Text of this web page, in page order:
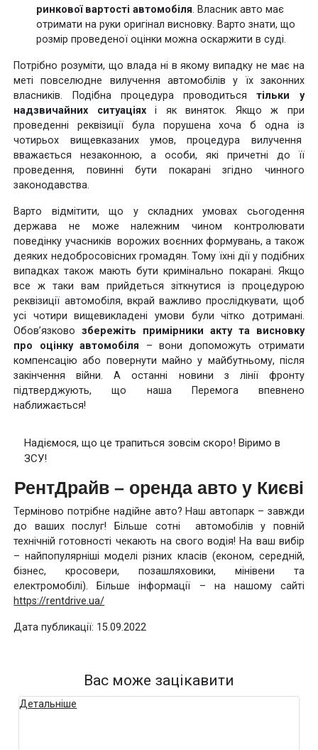
ринкової вартості автомобіля. Власник авто має
отримати на руки оригінал висновку. Варто знати, що
розмір проведеної оцінки можна оскаржити в суді.
Потрібно розуміти, що влада ні в якому випадку не має на
меті повселюдне вилучення автомобілів у їх законних
власників. Подібна процедура проводитьсятільки у
надзвичайних ситуаціяхі як виняток. Якщо ж при
проведенні реквізиції була порушена хоча б одна із
чотирьох вищевказаних умов, процедура вилучення
вважається незаконною, а особи, які причетні до її
проведення, повинні бути покарані згідно чинного
законодавства.
Варто відмітити, що у складних умовах сьогодення
держава не може належним чином контролювати
поведінку учасників ворожих воєнних формувань, а також
деяких недобросовісних громадян. Тому їхні дії у подібних
випадках також мають бути кримінально покарані. Якщо
все ж таки вам прийдеться зіткнутися із процедурою
реквізиції автомобіля, вкрай важливо прослідкувати, щоб
усі чотири вищевикладені умови були чітко дотримані.
Обов’язковозбережіть примірники акту та висновку
про оцінку автомобіля – вони допоможуть отримати
компенсацію або повернути майно у майбутньому, після
закінчення війни. А останні новини з лінії фронту
підтверджують, що наша Перемога впевнено
наближається!
Надіємося, що це трапиться зовсім скоро! Віримо в
ЗСУ!
РентДрайв – оренда авто у Києві
Терміново потрібне надійне авто? Наш автопарк – завжди
до ваших послуг! Більше сотні автомобілів у повній
технічній готовності чекають на свого водія! На ваш вибір
– найпопулярніші моделі різних класів (економ, середній,
бізнес, кросовери, позашляховики, мінівени та
електромобілі). Більше інформації – на нашому сайті
https://rentdrive.ua/
Дата публикації: 15.09.2022
Вас може зацікавити
Детальніше